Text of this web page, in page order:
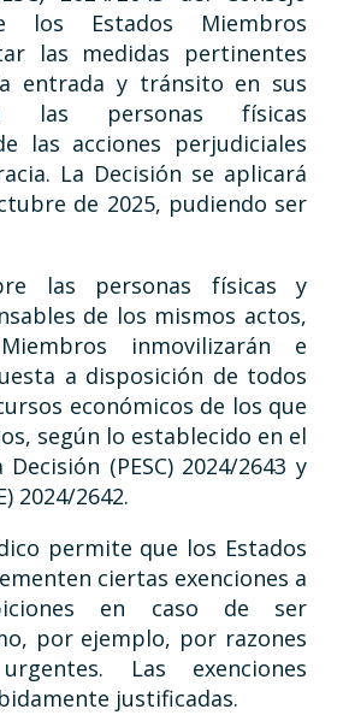
los Estados Miembros
las medidas pertinentes
entrada y tránsito en sus
las personas físicas
las acciones perjudiciales
La Decisión se aplicará
de 2025, pudiendo ser
las personas físicas y
de los mismos actos,
inmovilizarán e
a disposición de todos
económicos de los que
según lo establecido en el
(PESC) 2024/2643 y
2024/2642.
permite que los Estados
ciertas exenciones a
en caso de ser
por ejemplo, por razones
Las exenciones
justificadas.